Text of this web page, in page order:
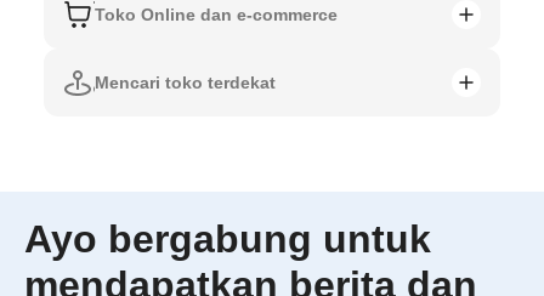
Toko Online dan e-commerce
Mencari toko terdekat
Ayo bergabung untuk
mendapatkan berita dan